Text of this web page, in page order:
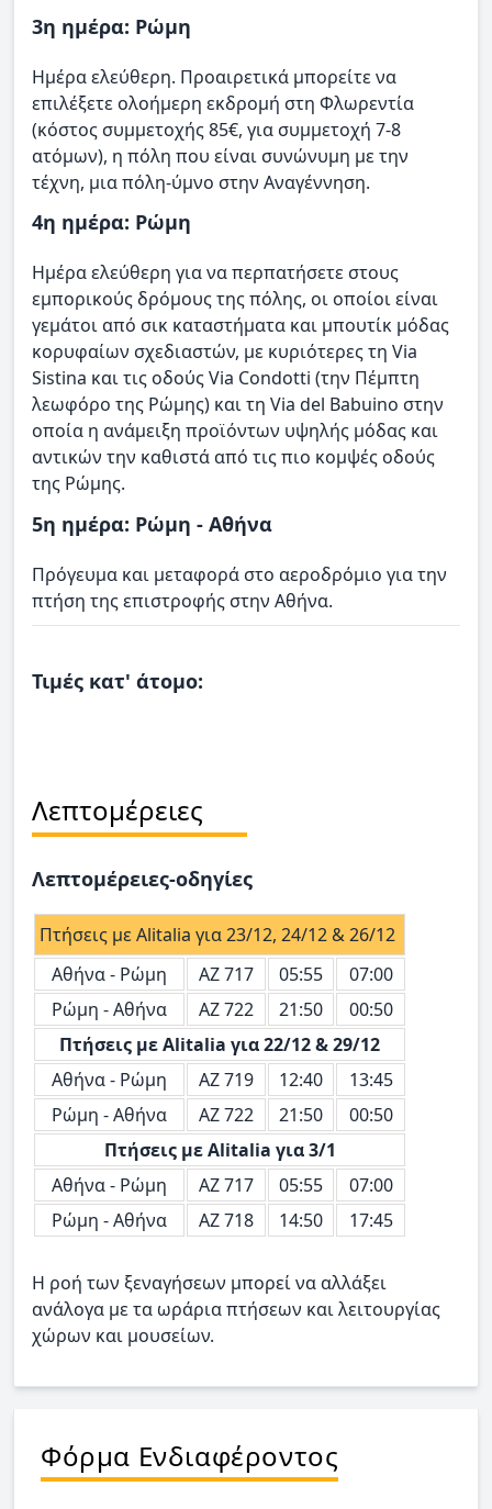
3η ημέρα: Ρώμη
Ημέρα ελεύθερη. Προαιρετικά μπορείτε να
επιλέξετε ολοήμερη εκδρομή στη Φλωρεντία
(κόστος συμμετοχής 85€, για συμμετοχή 7-8
ατόμων), η πόλη που είναι συνώνυμη με την
τέχνη, μια πόλη-ύμνο στην Αναγέννηση.
4η ημέρα: Ρώμη
Ημέρα ελεύθερη για να περπατήσετε στους
εμπορικούς δρόμους της πόλης, οι οποίοι είναι
γεμάτοι από σικ καταστήματα και μπουτίκ μόδας
κορυφαίων σχεδιαστών, με κυριότερες τη Via
Sistina και τις οδούς Via Condotti (την Πέμπτη
λεωφόρο της Ρώμης) και τη Via del Babuino στην
οποία η ανάμειξη προϊόντων υψηλής μόδας και
αντικών την καθιστά από τις πιο κομψές οδούς
της Ρώμης.
5η ημέρα: Ρώμη - Αθήνα
Πρόγευμα και μεταφορά στο αεροδρόμιο για την
πτήση της επιστροφής στην Αθήνα.
Τιμές κατ' άτομο:
Λεπτομέρειες
Λεπτομέρειες-οδηγίες
Πτήσεις με Alitalia για 23/12, 24/12 & 26/12
Αθήνα - Ρώμη
ΑΖ 717 05:55
07:00
Ρώμη - Αθήνα
ΑΖ 722 21:50
00:50
Πτήσεις με Alitalia για 22/12 & 29/12
Αθήνα - Ρώμη
ΑΖ 719 12:40
13:45
Ρώμη - Αθήνα
ΑΖ 722 21:50
00:50
Πτήσεις με Alitalia για 3/1
Αθήνα - Ρώμη
ΑΖ 717 05:55
07:00
Ρώμη - Αθήνα
ΑΖ 718 14:50 17:45
Η ροή των ξεναγήσεων μπορεί να αλλάξει
ανάλογα με τα ωράρια πτήσεων και λειτουργίας
χώρων και μουσείων.
Φόρμα Ενδιαφέροντος